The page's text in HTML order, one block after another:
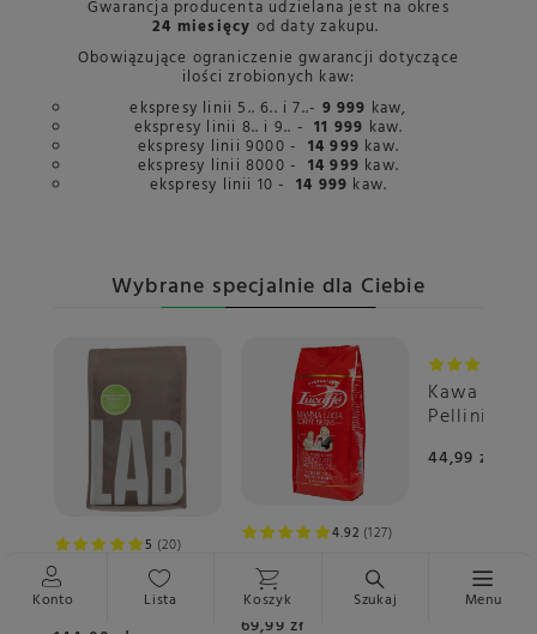
Gwarancja producenta udzielana jest na okres
24 miesięcy od daty zakupu.
Obowiązujące ograniczenie gwarancji dotyczące
ilości zrobionych kaw:
ekspresy linii 5.. 6.. i 7..- 9 999 kaw,
ekspresy linii 8.. i 9.. - 11 999 kaw.
ekspresy linii 9000 - 14 999 kaw.
ekspresy linii 8000 - 14 999 kaw.
ekspresy linii 10 - 14 999 kaw.
Wybrane specjalnie dla Ciebie
5 20
Kawa ziarnista
Coffeelab Brazil
4.92 127
Kawa ziarnista
Lucaffe Mamma
Lucia 1kg
69,99 zł
Kawa
Pellini
44,99 zł
Konto Lista Koszyk Szukaj Menu